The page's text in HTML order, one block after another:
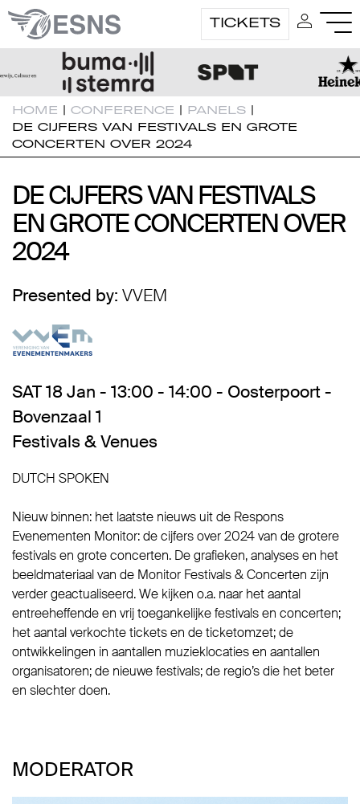
TICKETS
HOME | CONFERENCE | PANELS |
DE CIJFERS VAN FESTIVALS EN GROTE
CONCERTEN OVER 2024
DE CIJFERS VAN FESTIVALS
DE CIJFERS VAN FESTIVALS
EN GROTE CONCERTEN OVER
EN GROTE CONCERTEN OVER
2024
2024
Presented by: VVEM
SAT 18 Jan - 13:00 - 14:00 - Oosterpoort -
Bovenzaal 1
Festivals & Venues
DUTCH SPOKEN
Nieuw binnen: het laatste nieuws uit de Respons
Evenementen Monitor: de cijfers over 2024 van de grotere
festivals en grote concerten. De grafieken, analyses en het
beeldmateriaal van de Monitor Festivals & Concerten zijn
verder geactualiseerd. We kijken o.a. naar het aantal
entreeheffende en vrij toegankelijke festivals en concerten;
het aantal verkochte tickets en de ticketomzet; de
ontwikkelingen in aantallen muzieklocaties en aantallen
organisatoren; de nieuwe festivals; de regio’s die het beter
en slechter doen.
MODERATOR